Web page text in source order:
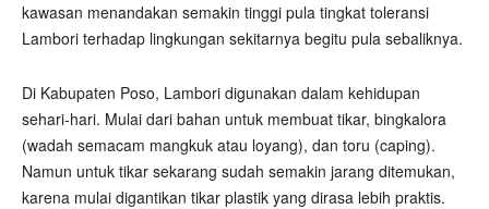
kawasan menandakan semakin tinggi pula tingkat toleransi
Lambori terhadap lingkungan sekitarnya begitu pula sebaliknya.
Di Kabupaten Poso, Lambori digunakan dalam kehidupan
sehari-hari. Mulai dari bahan untuk membuat tikar, bingkalora
(wadah semacam mangkuk atau loyang), dan toru (caping).
Namun untuk tikar sekarang sudah semakin jarang ditemukan,
karena mulai digantikan tikar plastik yang dirasa lebih praktis.